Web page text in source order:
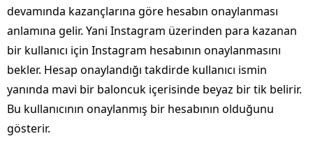
devamında kazançlarına göre hesabın onaylanması
anlamına gelir. Yani Instagram üzerinden para kazanan
bir kullanıcı için Instagram hesabının onaylanmasını
bekler. Hesap onaylandığı takdirde kullanıcı ismin
yanında mavi bir baloncuk içerisinde beyaz bir tik belirir.
Bu kullanıcının onaylanmış bir hesabının olduğunu
gösterir.